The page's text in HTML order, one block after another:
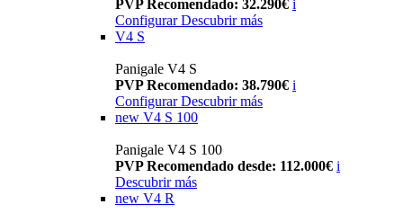
PVP Recomendado: 32.290€ i
Configurar Descubrir más
V4 S
Panigale V4 S
PVP Recomendado: 38.790€ i
Configurar Descubrir más
new V4 S 100
Panigale V4 S 100
PVP Recomendado desde: 112.000€ i
Descubrir más
new V4 R